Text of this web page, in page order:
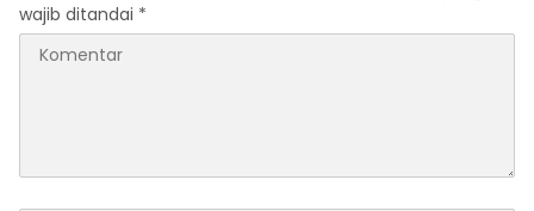
wajib ditandai *